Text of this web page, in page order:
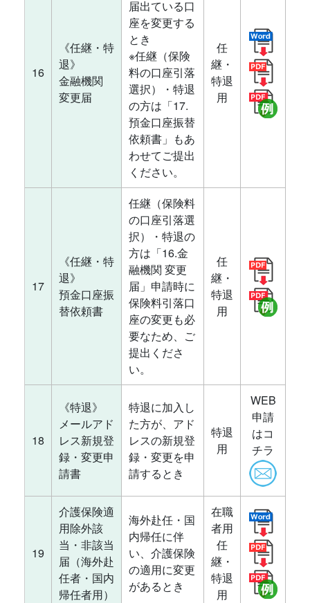
16
《任継・特
退》
金融機関
変更届
届出ている口
座を変更する
とき
※任継（保険
料の口座引落
選択）・特退
の方は「17.
預金口座振替
依頼書」もあ
わせてご提出
ください。
任
継・
特退
用
17
《任継・特
退》
預金口座振
替依頼書
任継（保険料
の口座引落選
択）・特退の
方は「16.金
融機関 変更
届」申請時に
保険料引落口
座の変更も必
要なため、ご
提出くださ
い。
任
継・
特退
用
18
《特退》
メールアド
レス新規登
録・変更申
請書
特退に加入し
た方が、アド
レスの新規登
録・変更を申
請するとき
特退
用
WEB
申請
はコ
チラ
19
介護保険適
用除外該
当・非該当
届（海外赴
任者・国内
帰任者用）
海外赴任・国
内帰任に伴
い、介護保険
の適用に変更
があるとき
在職
者用
任
継・
特退
用